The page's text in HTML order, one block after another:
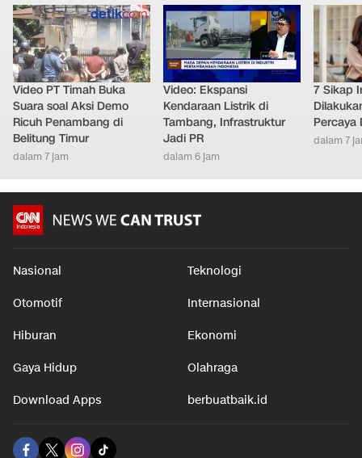
Video PT Timah Buka
Suara soal Aksi Demo
Ricuh Penambang di
Belitung Timur
dalam 7 jam
Video: Ekspansi
Kendaraan Listrik di
Tambang, Infrastruktur
Jadi PR
dalam 6 jam
7 Sikap
Percaya
dalam 7
Nasional Teknologi
Otomotif Internasional
Hiburan Ekonomi
Gaya Hidup Olahraga
Download Apps berbuatbaik.id